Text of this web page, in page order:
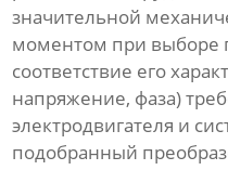
значительной
моментом при выборе
соответствие его
напряжение, фаза)
электродвигателя и
подобранный